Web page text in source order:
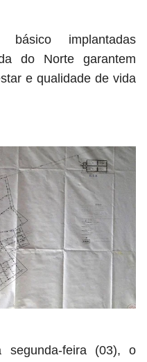
implantadas
do Norte garantem
e qualidade de vida
segunda-feira (03), o